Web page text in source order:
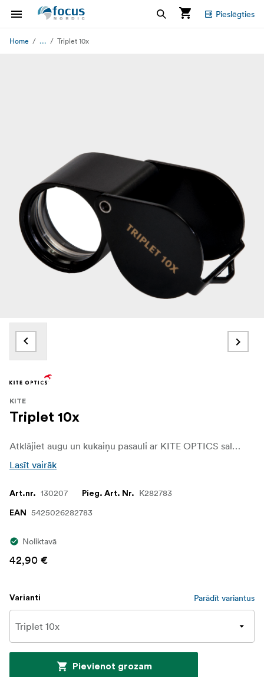
Pieslēgties
Home ... Triplet 10x
KITE
Triplet 10x
Atklājiet augu un kukaiņu pasauli ar KITE OPTICS salokāmo lupu. Lupa ir pilnībā izgatavota no izturīga alumīnija un aprīkota ar izcilu optiku, kas nodrošina nepārspējamu skatīšanās pieredzi.
Lasīt vairāk
Art.nr. 130207 Pieg. Art. Nr. K282783
EAN 5425026282783
Noliktavā
42,90 €
Varianti Parādīt variantus
Pievienot grozam